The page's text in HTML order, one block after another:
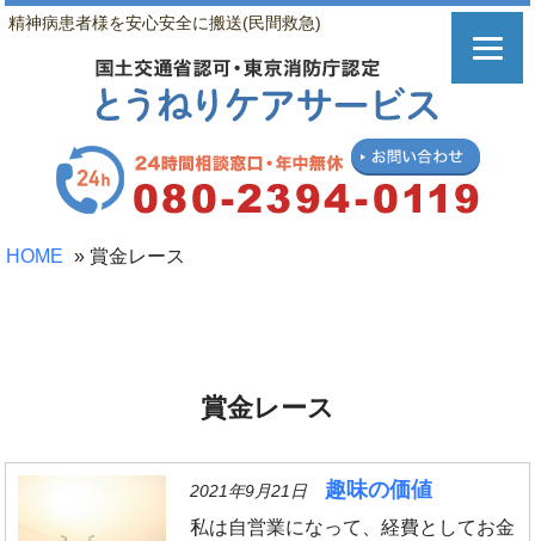
精神病患者様を安心安全に搬送(民間救急)
HOME » 賞金レース
賞金レース
2021年9月21日 趣味の価値
私は自営業になって、経費としてお金